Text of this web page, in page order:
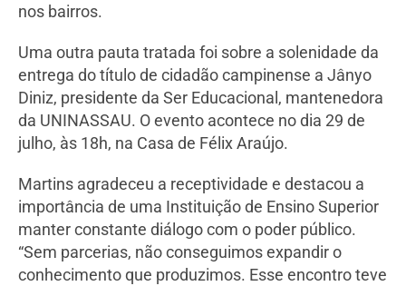
nos bairros.
Uma outra pauta tratada foi sobre a solenidade da
entrega do título de cidadão campinense a Jânyo
Diniz, presidente da Ser Educacional, mantenedora
da UNINASSAU. O evento acontece no dia 29 de
julho, às 18h, na Casa de Félix Araújo.
Martins agradeceu a receptividade e destacou a
importância de uma Instituição de Ensino Superior
manter constante diálogo com o poder público.
“Sem parcerias, não conseguimos expandir o
conhecimento que produzimos. Esse encontro teve